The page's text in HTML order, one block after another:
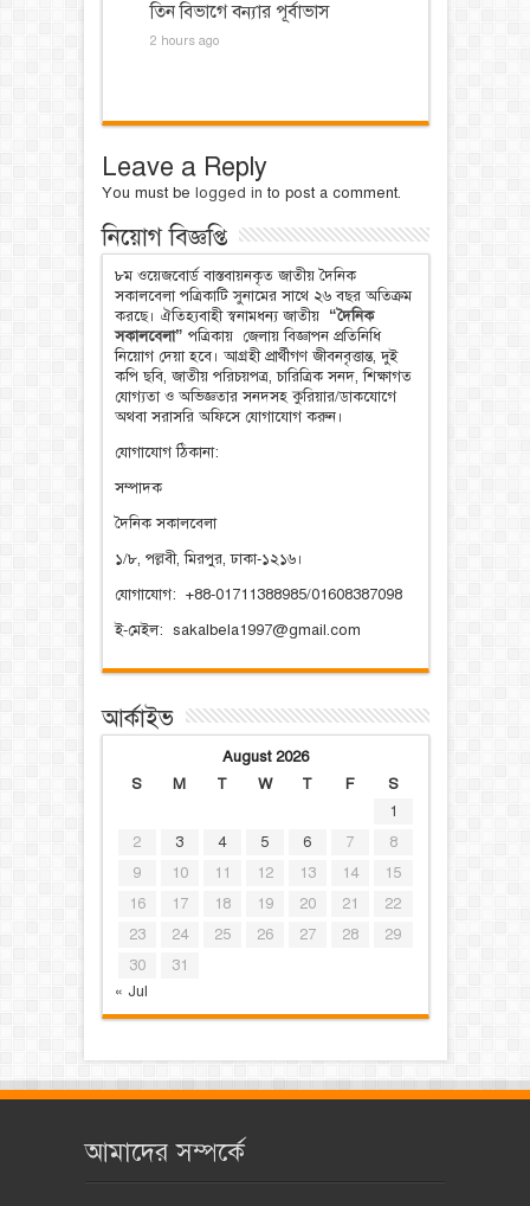
তিন বিভাগে বন্যার পূর্বাভাস
2 hours ago
Leave a Reply
You must be logged in to post a comment.
নিয়োগ বিজ্ঞপ্তি
৮ম ওয়েজবোর্ড বাস্তবায়নকৃত জাতীয় দৈনিক
সকালবেলা পত্রিকাটি সুনামের সাথে ২৬ বছর অতিক্রম
করছে। ঐতিহ্যবাহী স্বনামধন্য জাতীয় “দৈনিক
সকালবেলা” পত্রিকায় জেলায় বিজ্ঞাপন প্রতিনিধি
নিয়োগ দেয়া হবে। আগ্রহী প্রার্থীগণ জীবনবৃত্তান্ত, দুই
কপি ছবি, জাতীয় পরিচয়পত্র, চারিত্রিক সনদ, শিক্ষাগত
যোগ্যতা ও অভিজ্ঞতার সনদসহ কুরিয়ার/ডাকযোগে
অথবা সরাসরি অফিসে যোগাযোগ করুন।
যোগাযোগ ঠিকানা:
সম্পাদক
দৈনিক সকালবেলা
১/৮, পল্লবী, মিরপুর, ঢাকা-১২১৬।
যোগাযোগ: +88-01711388985/01608387098
ই-মেইল: sakalbela1997@gmail.com
আর্কাইভ
August 2026
S
M T W T F
S
1
2
3 4 5 6 7
8
9
10 11 12 13 14
15
16
17 18 19 20 21
22
23
24 25 26 27 28
29
30
31
« Jul
আমাদের সম্পর্কে